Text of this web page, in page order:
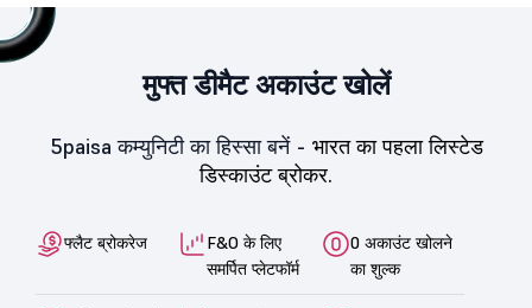
मुफ्त डीमैट अकाउंट खोलें
5paisa कम्युनिटी का हिस्सा बनें - भारत का पहला लिस्टेड
डिस्काउंट ब्रोकर.
फ्लैट ब्रोकरेज
F&O के लिए
समर्पित प्लेटफॉर्म
0 अकाउंट खोलने
का शुल्क